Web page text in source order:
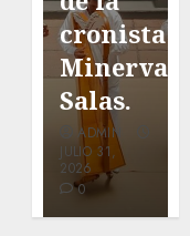
de
nuestra
ciudad.
ADMIN
JULIO 30,
2026
0